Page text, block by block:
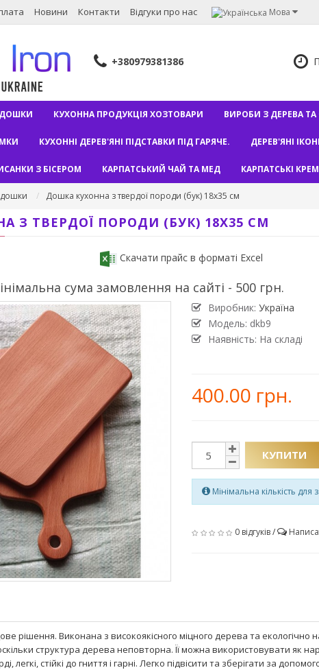
Новини Контакти Відгуки про нас Мова
+380979381386
ДОШКИ КУХОННА ПРОДУКЦІЯ ХОЗТОВАРИ ВИРОБИ З ДЕРЕВА
КУХОННІ ДЕРЕВ'ЯНІ ПІДСТАВКИ ПІД ГАРЯЧЕ. ДЕРЕВ'ЯНІ
З БІСЕРОМ КАРПАТСЬКИЙ ЧАЙ ТА МЕД КАРПАТСЬКІ
дошки Дошка кухонна з твердої породи (бук) 18x35 см
З ТВЕРДОЇ ПОРОДИ (БУК) 18X35 СМ
Скачати прайс в форматі Excel
сума замовлення на сайті - 500 грн.
Виробник: Україна
Модель: dkb9
Наявність: На складі
400.00 грн.
КУПИТИ
Мінімальна кількість
0 відгуків/
рішення. Виконана з високоякісного міцного дерева та екологічно
структура дерева неповторна. Її можна використовувати як
легкі, стійкі до гниття і гарні. Легко підвісити та зберігати за